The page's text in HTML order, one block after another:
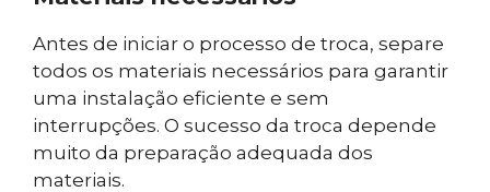
Antes de iniciar o processo de troca, separe
todos os materiais necessários para garantir
uma instalação eficiente e sem
interrupções. O sucesso da troca depende
muito da preparação adequada dos
materiais.